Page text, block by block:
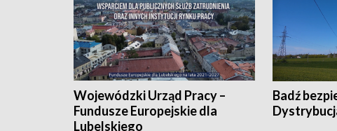
Wojewódzki Urząd Pracy –
Fundusze Europejskie dla
Lubelskiego
Badź